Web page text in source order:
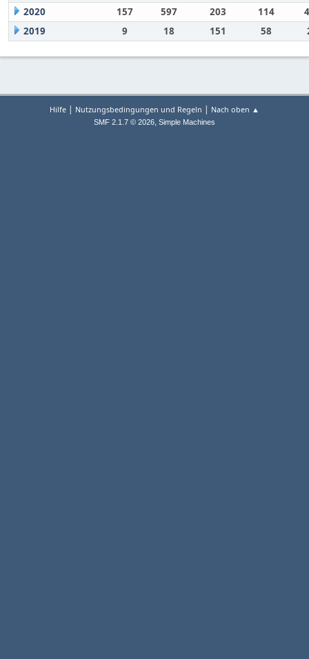
2020
157 597 203 114
2019
9 18 151 58
Hilfe | Nutzungsbedingungen und Regeln | Nach oben ▲
SMF 2.1.7 © 2026, Simple Machines